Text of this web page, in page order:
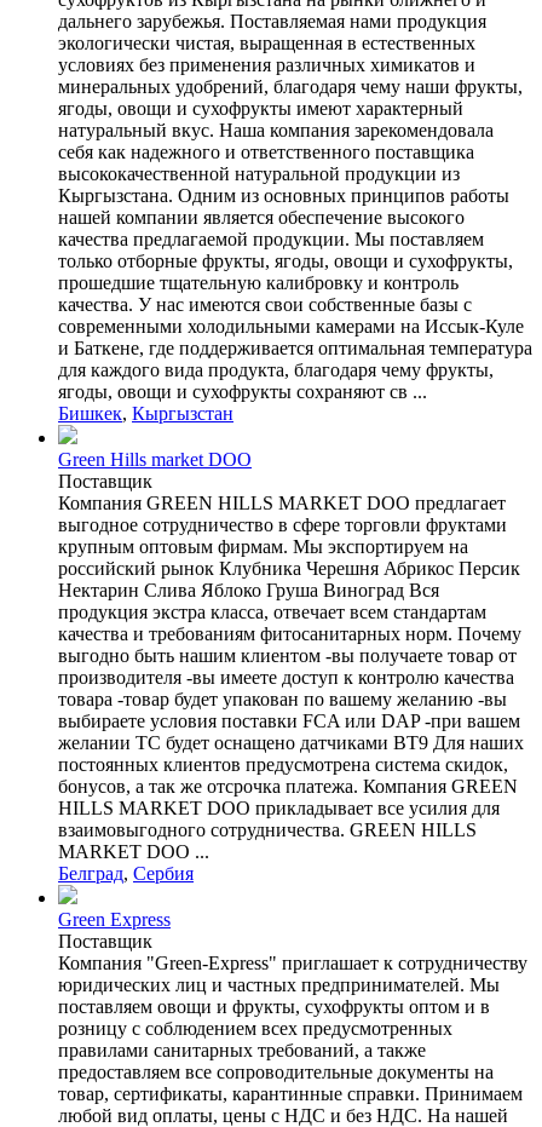
дальнего зарубежья. Поставляемая нами продукция
экологически чистая, выращенная в естественных
условиях без применения различных химикатов и
минеральных удобрений, благодаря чему наши фрукты,
ягоды, овощи и сухофрукты имеют характерный
натуральный вкус. Наша компания зарекомендовала
себя как надежного и ответственного поставщика
высококачественной натуральной продукции из
Кыргызстана. Одним из основных принципов работы
нашей компании является обеспечение высокого
качества предлагаемой продукции. Мы поставляем
только отборные фрукты, ягоды, овощи и сухофрукты,
прошедшие тщательную калибровку и контроль
качества. У нас имеются свои собственные базы с
современными холодильными камерами на Иссык-Куле
и Баткене, где поддерживается оптимальная температура
для каждого вида продукта, благодаря чему фрукты,
ягоды, овощи и сухофрукты сохраняют св ...
Бишкек, Кыргызстан
Green Hills market DOO
Поставщик
Компания GREEN HILLS MARKET DOO предлагает
выгодное сотрудничество в сфере торговли фруктами
крупным оптовым фирмам. Мы экспортируем на
российский рынок Клубника Черешня Абрикос Персик
Нектарин Слива Яблоко Груша Виноград Вся
продукция экстра класса, отвечает всем стандартам
качества и требованиям фитосанитарных норм. Почему
выгодно быть нашим клиентом -вы получаете товар от
производителя -вы имеете доступ к контролю качества
товара -товар будет упакован по вашему желанию -вы
выбираете условия поставки FCA или DAP -при вашем
желании ТС будет оснащено датчиками BT9 Для наших
постоянных клиентов предусмотрена система скидок,
бонусов, а так же отсрочка платежа. Компания GREEN
HILLS MARKET DOO прикладывает все усилия для
взаимовыгодного сотрудничества. GREEN HILLS
MARKET DOO ...
Белград, Сербия
Green Express
Поставщик
Компания "Green-Express" приглашает к сотрудничеству
юридических лиц и частных предпринимателей. Мы
поставляем овощи и фрукты, сухофрукты оптом и в
розницу с соблюдением всех предусмотренных
правилами санитарных требований, а также
предоставляем все сопроводительные документы на
товар, сертификаты, карантинные справки. Принимаем
любой вид оплаты, цены с НДС и без НДС. На нашей